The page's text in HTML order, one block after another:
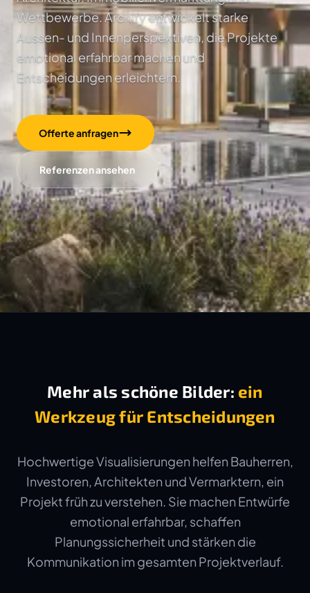
Wettbewerbe. Archify entwickelt starke
Aussen- und Innenperspektiven, die Projekte
emotional erfahrbar machen und
Entscheidungen erleichtern.
Offerte anfragen
Referenzen ansehen
Mehr als schöne Bilder: ein
Werkzeug für Entscheidungen
Hochwertige Visualisierungen helfen Bauherren,
Investoren, Architekten und Vermarktern, ein
Projekt früh zu verstehen. Sie machen Entwürfe
emotional erfahrbar, schaffen
Planungssicherheit und stärken die
Kommunikation im gesamten Projektverlauf.